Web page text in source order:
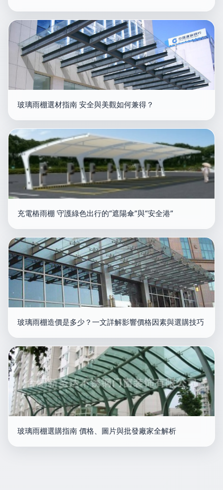
玻璃雨棚選材指南 安全與美觀如何兼得？
充電樁雨棚 守護綠色出行的“遮陽傘”與“安全港”
玻璃雨棚造價是多少？一文詳解影響價格因素與選購技巧
玻璃雨棚選購指南 價格、圖片與批發廠家全解析